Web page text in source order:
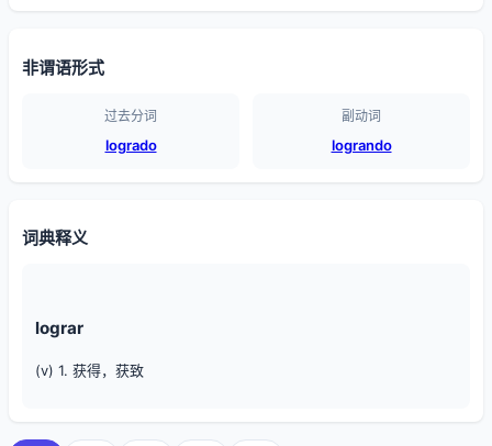
非谓语形式
过去分词
logrado
副动词
logrando
词典释义
lograr
(v) 1. 获得，获致